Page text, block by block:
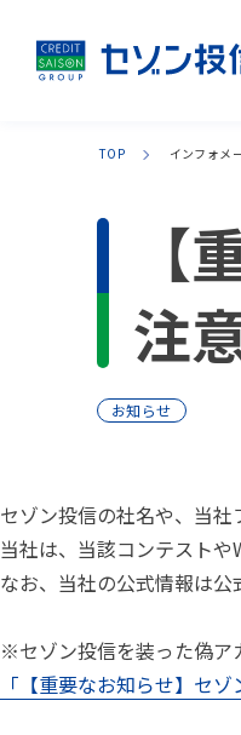
TOP インフォメ
注
お知らせ
セゾン投信の社名や、当社
当社は、当該コンテストや
なお、当社の公式情報は
※セゾン投信を装った偽ア
「【重要なお知らせ】セ